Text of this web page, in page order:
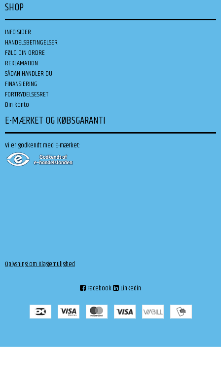
SHOP
INFO SIDER
HANDELSBETINGELSER
FØLG DIN ORDRE
REKLAMATION
SÅDAN HANDLER DU
FINANSIERING
FORTRYDELSESRET
Din konto
E-MÆRKET OG KØBSGARANTI
Vi er godkendt med E-mærket:
Oplysning om Klagemulighed
Facebook Linkedin